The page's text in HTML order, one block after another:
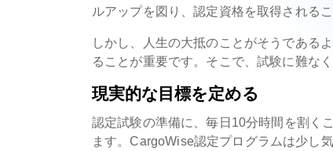
ルアップを図り、認定資格を取得される
しかし、人生の大抵のことがそうである
ることが重要です。そこで、試験に難な
現実的な目標を定める
認定試験の準備に、毎日10分時間を割く
ます。CargoWise認定プログラムは少し